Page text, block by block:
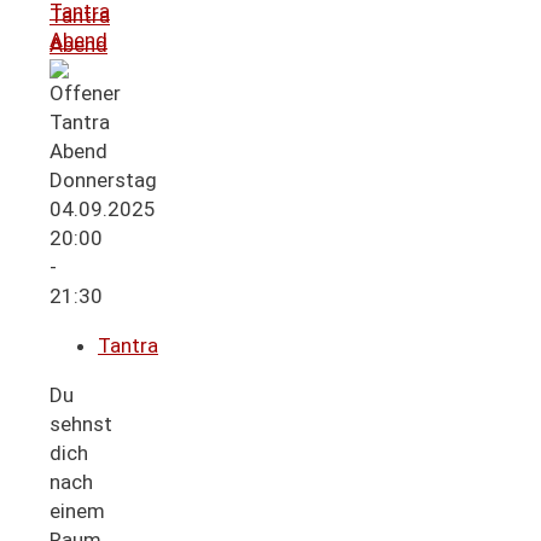
Tantra
Abend
Tantra
Abend
Donnerstag
04.09.2025
20:00
-
21:30
Tantra
Du
sehnst
dich
nach
einem